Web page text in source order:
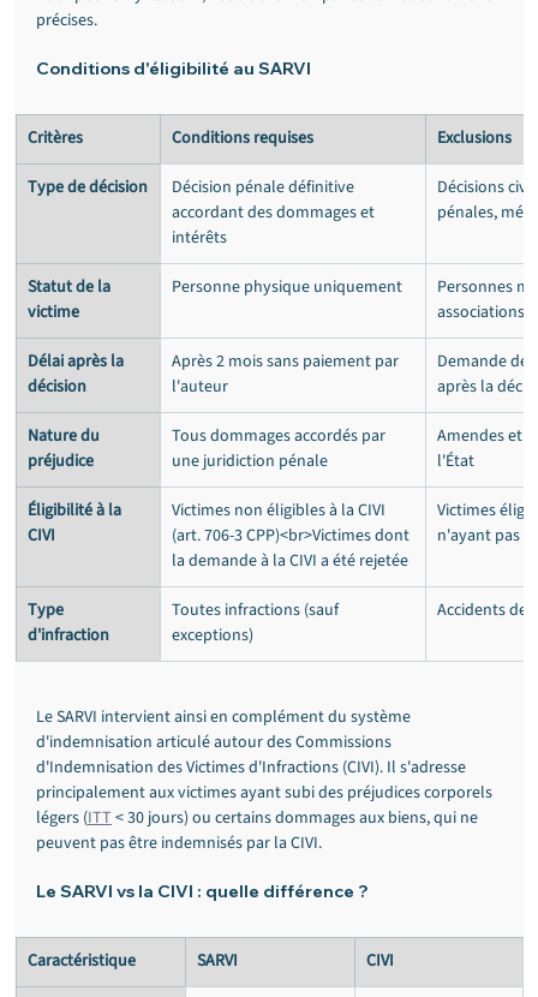
précises.
Conditions d'éligibilité au SARVI
Critères Conditions requises Exclusions
Type de décision
Décision pénale définitive
accordant des dommages et
intérêts
Décisions
pénales,
Statut de la
victime
Personne physique uniquement
Personnes
associations)
Délai après la
décision
Après 2 mois sans paiement par
l'auteur
Demande
après la
Nature du
préjudice
Tous dommages accordés par
une juridiction pénale
Amendes et
l'État
Éligibilité à la
CIVI
Victimes non éligibles à la CIVI
(art. 706-3 CPP)<br>Victimes dont
la demande à la CIVI a été rejetée
Victimes
n'ayant pas
Type
d'infraction
Toutes infractions (sauf
exceptions)
Accidents de
Le SARVI intervient ainsi en complément du système
d'indemnisation articulé autour des Commissions
d'Indemnisation des Victimes d'Infractions (CIVI). Il s'adresse
principalement aux victimes ayant subi des préjudices corporels
légers (ITT < 30 jours) ou certains dommages aux biens, qui ne
peuvent pas être indemnisés par la CIVI.
Le SARVI vs la CIVI : quelle différence ?
Caractéristique SARVI CIVI